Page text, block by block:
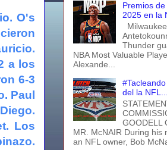
O's
a los
6-3
Paul
Los
Premios
2025 en la
Thunder
NBA Most Valuable
Alexande...
del la NFL...
GOODELL
MR. McNAIR During his
an NFL owner, Bob